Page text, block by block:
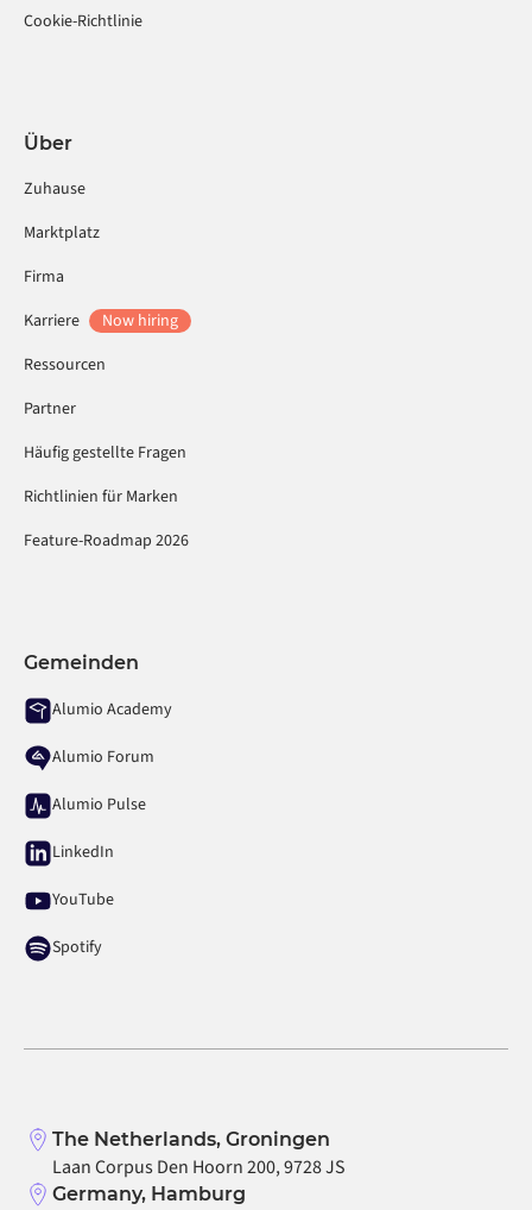
Cookie-Richtlinie
Über
Zuhause
Marktplatz
Firma
Karriere
Now hiring
Ressourcen
Partner
Häufig gestellte Fragen
Richtlinien für Marken
Feature-Roadmap 2026
Gemeinden
Alumio Academy
Alumio Forum
Alumio Pulse
LinkedIn
YouTube
Spotify
The Netherlands, Groningen
Laan Corpus Den Hoorn 200, 9728 JS
Germany, Hamburg